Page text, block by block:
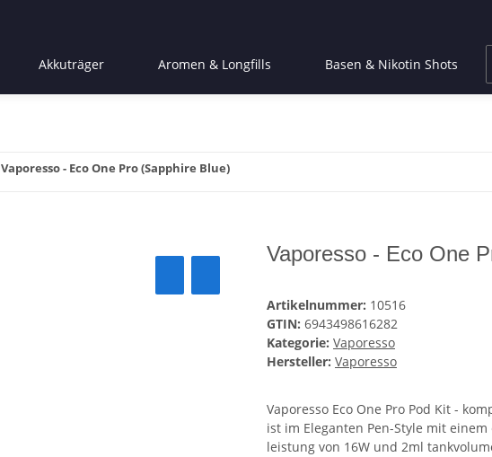
Akkuträger Aromen & Longfills Basen & Nikotin Shots
Vaporesso - Eco One Pro (Sapphire Blue)
Vaporesso - Eco One
Artikelnummer: 10516
GTIN: 6943498616282
Kategorie: Vaporesso
Hersteller: Vaporesso
Vaporesso Eco One Pro Pod Kit -
ist im Eleganten Pen-Style mit
leistung von 16W und 2ml